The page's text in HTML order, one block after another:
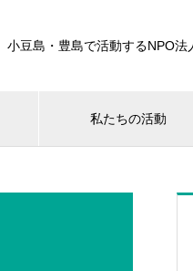
小豆島・豊島で活動するNPO法
私たちの活動